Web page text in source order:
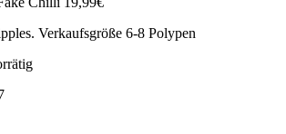
Verkaufsgröße 6-8 Polypen